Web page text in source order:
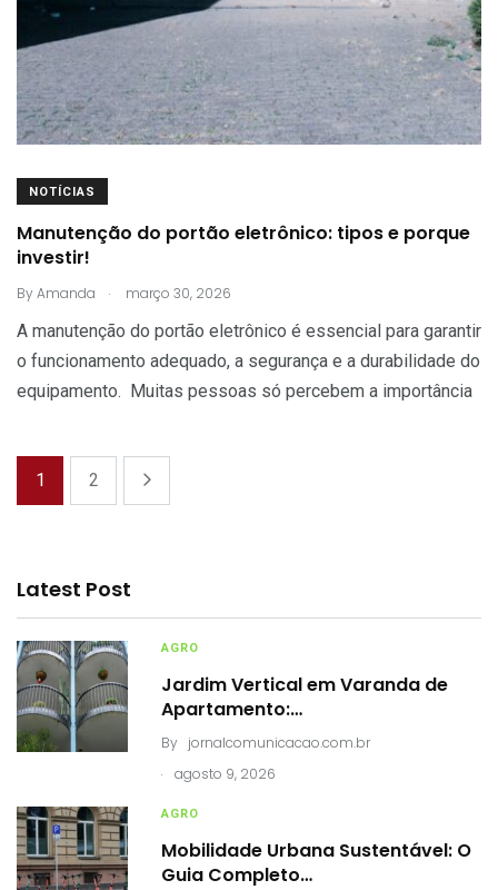
NOTÍCIAS
Manutenção do portão eletrônico: tipos e porque
investir!
ByAmanda . março 30, 2026
A manutenção do portão eletrônico é essencial para garantir
o funcionamento adequado, a segurança e a durabilidade do
equipamento. Muitas pessoas só percebem a importância
1 2
Latest Post
AGRO
Jardim Vertical em Varanda de
Apartamento:…
By jornalcomunicacao.com.br
.
agosto 9, 2026
AGRO
Mobilidade Urbana Sustentável: O
Guia Completo…